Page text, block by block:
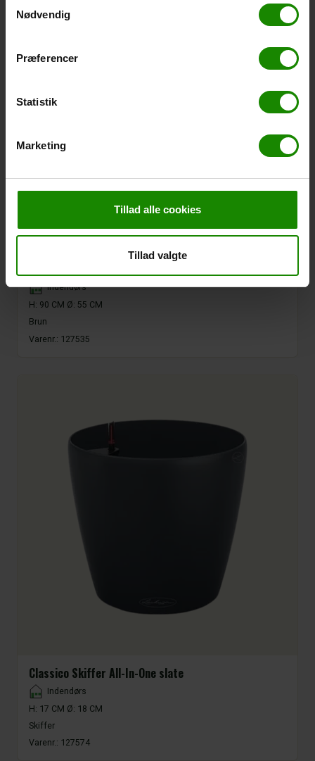
Nødvendig
Præferencer
Statistik
Marketing
Tillad alle cookies
Tillad valgte
Placement
Indendørs
H: 90 CM Ø: 55 CM
Brun
Varenr.: 127535
Classico Skiffer All-In-One slate
Placement
Indendørs
H: 17 CM Ø: 18 CM
Skiffer
Varenr.: 127574